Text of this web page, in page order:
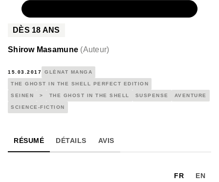
DÈS 18 ANS
Shirow Masamune (Auteur)
15.03.2017 GLÉNAT MANGA
THE GHOST IN THE SHELL PERFECT EDITION
SEINEN > THE GHOST IN THE SHELL SUSPENSE AVENTURE
SCIENCE-FICTION
RÉSUMÉ DÉTAILS AVIS
FR EN